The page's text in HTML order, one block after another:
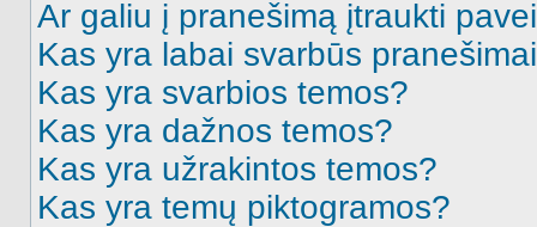
Ar galiu į pranešimą įtraukti
Kas yra labai svarbūs
Kas yra svarbios temos?
Kas yra dažnos temos?
Kas yra užrakintos temos?
Kas yra temų piktogramos?